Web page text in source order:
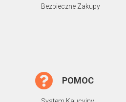
Bezpieczne Zakupy
POMOC